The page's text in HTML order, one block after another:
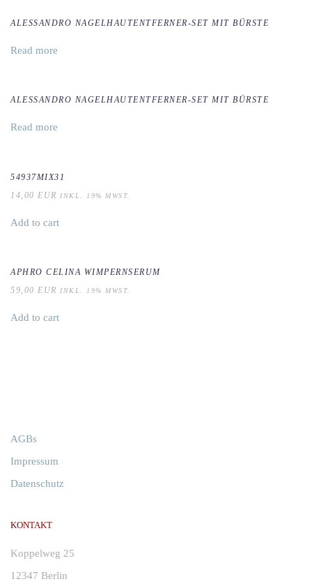
ALESSANDRO NAGELHAUTENTFERNER-SET MIT BÜRSTE
Read more
ALESSANDRO NAGELHAUTENTFERNER-SET MIT BÜRSTE
Read more
54937MIX31
14,00 EUR INKL. 19% MWST.
Add to cart
APHRO CELINA WIMPERNSERUM
59,00 EUR INKL. 19% MWST.
Add to cart
AGBs
Impressum
Datenschutz
KONTAKT
Koppelweg 25
12347 Berlin